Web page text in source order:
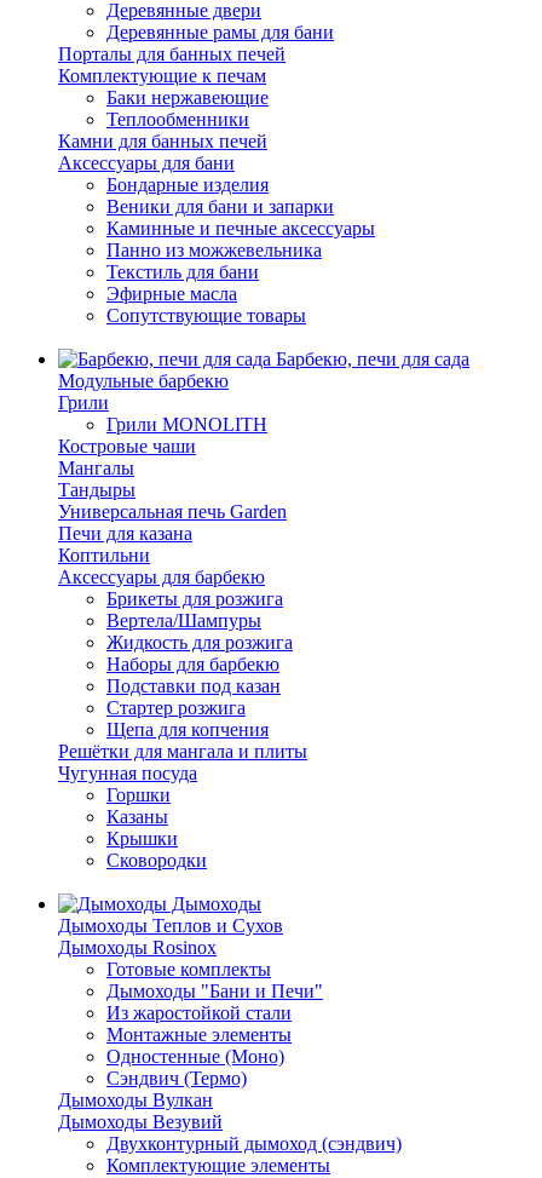
Деревянные двери
Деревянные рамы для бани
Порталы для банных печей
Комплектующие к печам
Баки нержавеющие
Теплообменники
Камни для банных печей
Аксессуары для бани
Бондарные изделия
Веники для бани и запарки
Каминные и печные аксессуары
Панно из можжевельника
Текстиль для бани
Эфирные масла
Сопутствующие товары
Барбекю, печи для сада
Модульные барбекю
Грили
Грили MONOLITH
Костровые чаши
Мангалы
Тандыры
Универсальная печь Garden
Печи для казана
Коптильни
Аксессуары для барбекю
Брикеты для розжига
Вертела/Шампуры
Жидкость для розжига
Наборы для барбекю
Подставки под казан
Стартер розжига
Щепа для копчения
Решётки для мангала и плиты
Чугунная посуда
Горшки
Казаны
Крышки
Сковородки
Дымоходы
Дымоходы Теплов и Сухов
Дымоходы Rosinox
Готовые комплекты
Дымоходы "Бани и Печи"
Из жаростойкой стали
Монтажные элементы
Одностенные (Моно)
Сэндвич (Термо)
Дымоходы Вулкан
Дымоходы Везувий
Двухконтурный дымоход (сэндвич)
Комплектующие элементы